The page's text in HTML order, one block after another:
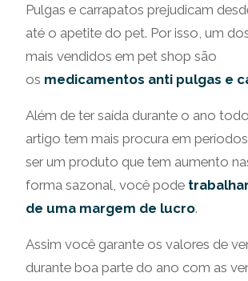
Pulgas e carrapatos prejudicam
até o apetite do pet. Por isso, um
mais vendidos em pet shop são
os medicamentos anti pulgas e
Além de ter saída durante o ano
artigo tem mais procura em
ser um produto que tem aumento
forma sazonal, você pode
de uma margem de lucro.
Assim você garante os valores de
durante boa parte do ano com as